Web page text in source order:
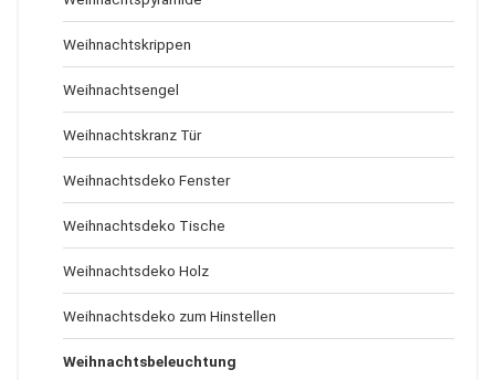
Weihnachtskrippen
Weihnachtsengel
Weihnachtskranz Tür
Weihnachtsdeko Fenster
Weihnachtsdeko Tische
Weihnachtsdeko Holz
Weihnachtsdeko zum Hinstellen
Weihnachtsbeleuchtung